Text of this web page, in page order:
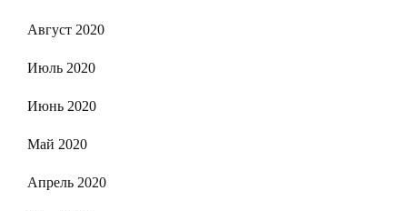
Август 2020
Июль 2020
Июнь 2020
Май 2020
Апрель 2020